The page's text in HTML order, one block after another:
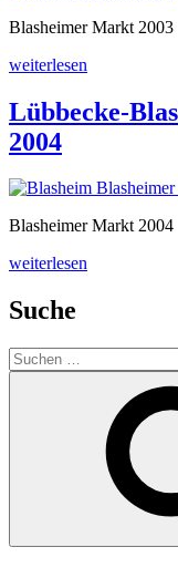
Blasheimer Markt 2003
„Lübbecke-
Blasheimer
Markt
2003“
weiterlesen
Lübbecke-
2004
Blasheimer Markt 2004
„Lübbecke-
Blasheimer
Markt
weiterlesen
Suche
Suchen
nach: